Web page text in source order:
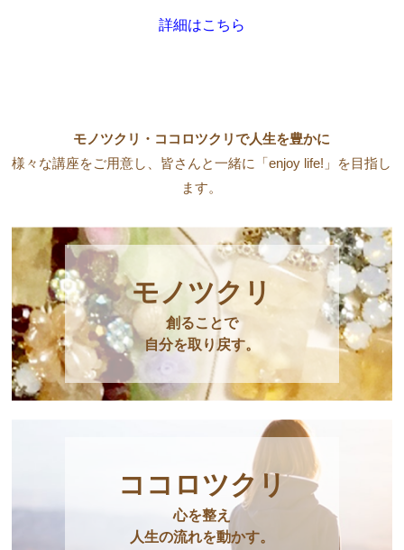
詳細はこちら
モノツクリ・ココロツクリで人生を豊かに
様々な講座をご用意し、皆さんと一緒に「enjoy life!」を目指し
ます。
モノツクリ
創ることで
自分を取り戻す。
ココロツクリ
心を整え
人生の流れを動かす。